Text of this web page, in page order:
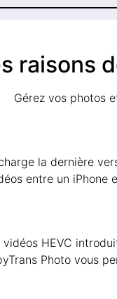
raisons
Gérez vos photos
la dernière
entre un iPhone
HEVC
Photo vous